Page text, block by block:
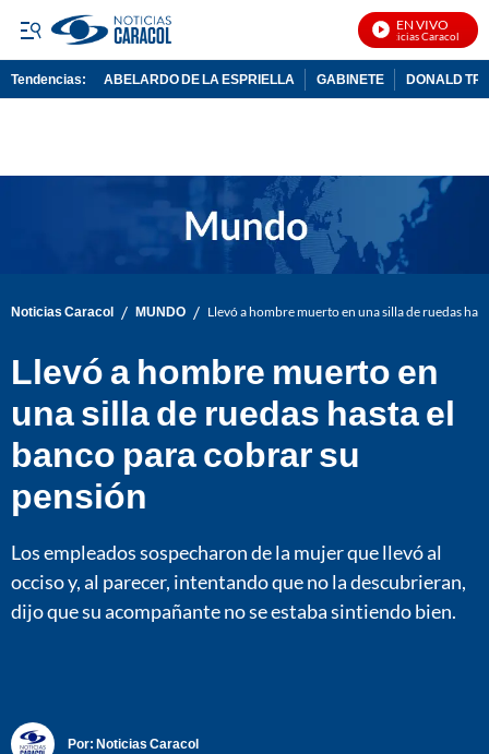
EN VIVO
Noticias Caracol En
Tendencias: ABELARDO DE LA ESPRIELLA GABINETE DONALD
Noticias Caracol / MUNDO / Llevó a hombre muerto en una silla de ruedas
Llevó a hombre muerto en
una silla de ruedas hasta el
banco para cobrar su
pensión
Los empleados sospecharon de la mujer que llevó al
occiso y, al parecer, intentando que no la descubrieran,
dijo que su acompañante no se estaba sintiendo bien.
Por: Noticias Caracol